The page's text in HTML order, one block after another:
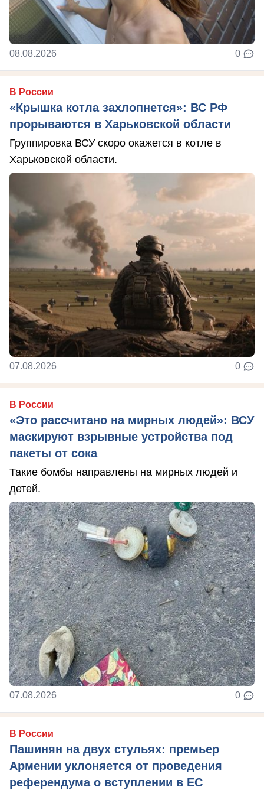
08.08.2026 0
В России
«Крышка котла захлопнется»: ВС РФ
прорываются в Харьковской области
Группировка ВСУ скоро окажется в котле в
Харьковской области.
07.08.2026 0
В России
«Это рассчитано на мирных людей»: ВСУ
маскируют взрывные устройства под
пакеты от сока
Такие бомбы направлены на мирных людей и
детей.
07.08.2026 0
В России
Пашинян на двух стульях: премьер
Армении уклоняется от проведения
референдума о вступлении в ЕС